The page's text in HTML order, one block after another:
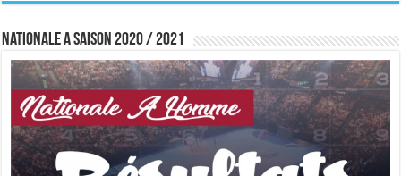
Nationale A saison 2020 / 2021